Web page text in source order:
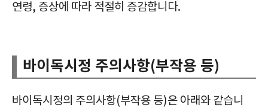
연령, 증상에 따라 적절히 증감합니다.
바이독시정 주의사항(부작용 등)
바이독시정의 주의사항(부작용 등)은 아래와 같습니